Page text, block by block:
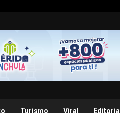
Turismo Viral Editorial